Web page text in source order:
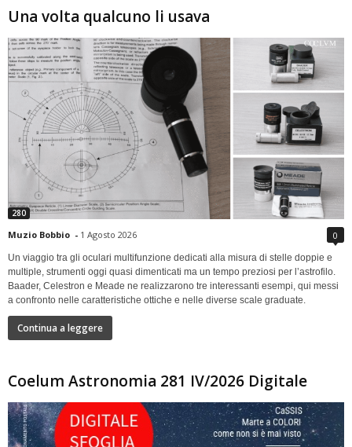
Una volta qualcuno li usava
280
Muzio Bobbio - 1 Agosto 2026 0
Un viaggio tra gli oculari multifunzione dedicati alla misura di stelle doppie e
multiple, strumenti oggi quasi dimenticati ma un tempo preziosi per l’astrofilo.
Baader, Celestron e Meade ne realizzarono tre interessanti esempi, qui messi
a confronto nelle caratteristiche ottiche e nelle diverse scale graduate.
Continua a leggere
Coelum Astronomia 281 IV/2026 Digitale